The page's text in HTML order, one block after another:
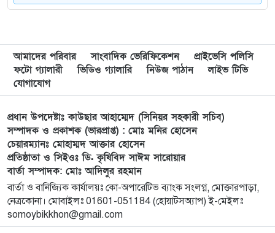
লংগাইরে মোহাইমিনুল ইসলাম জনির সমর্থনে বিশাল
উঠান বৈঠক। যোগ্যতা ও নতুন নেতৃত্বের প্রতীক জনিই
সেরা
৯
মুন্সী ছাবির উদ্দিন আহ্ম্মদ ওয়াক্ ফ এস্টেট লামকাইন
জামে মসজিদের নতুন ব্যবস্থাপনা কমিটি গঠন:
১০
পূর্বধলায় যে বিদ্যালয়ে পড়েছেন, সেই বিদ্যালয়েই এমপি
হিসেবে সংবর্ধিত মানসুরা আলম
১১
বি এনপি নেতা কে মারধর দলিল লেখক রহিছ কে প্রধান
আমাদের পরিবার সাংবাদিক ভেরিফিকেশন
প্রাইভেসি পলিসি
ফটো গ্যালারী
ভিডিও গ্যালারি নিউজ পাঠান
লাইভ টিভি
যোগাযোগ
প্রধান উপদেষ্টাঃ কাউছার আহাম্মেদ (সিনিয়র সহকারী সচিব)
সম্পাদক ও প্রকাশক (ভারপ্রাপ্ত) : মোঃ মনির হোসেন
চেয়ারম্যানঃ মোহাম্মদ আক্তার হোসেন
প্রতিষ্ঠাতা ও সিইওঃ ডি. কৃষিবিদ সাঈম সারোয়ার
বার্তা সম্পাদক: মোঃ আদিলুর রহমান
বার্তা ও বানিজ্যিক কার্যালয়ঃ কো-অপারেটিভ ব্যাংক সংলগ্ন, মোক্তারপাড়া,
নেত্রকোনা। মোবাইলঃ 01601-051184 (হোয়াটসঅ্যাপ) ই-মেইলঃ
somoybikkhon@gmail.com